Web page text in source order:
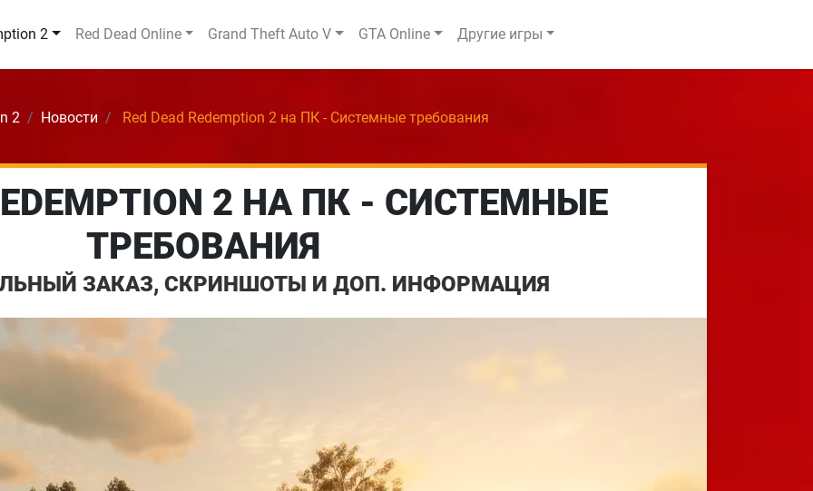
2 Red Dead Online Grand Theft Auto V GTA Online Другие игры
2 Новости Red Dead Redemption 2 на ПК - Системные требования
2 НА ПК - СИСТЕМНЫЕ
ТРЕБОВАНИЯ
ЗАКАЗ, СКРИНШОТЫ И ДОП. ИНФОРМАЦИЯ